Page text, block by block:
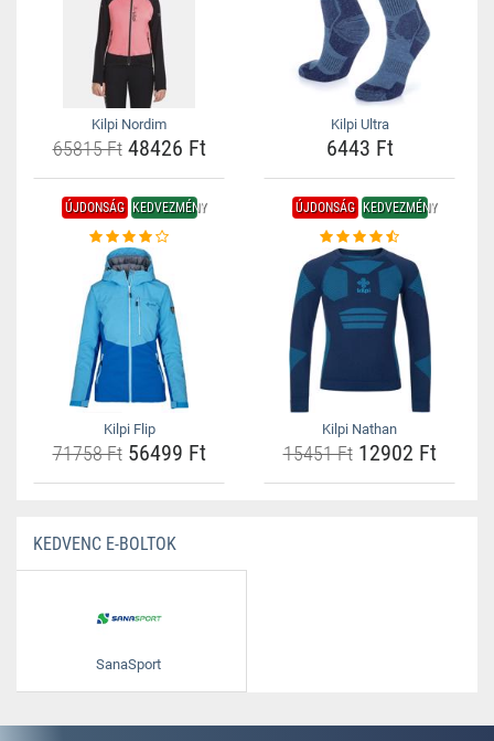
Kilpi Nordim
65815 Ft48426 Ft
Kilpi Ultra
6443 Ft
ÚJDONSÁG KEDVEZMÉNY
Kilpi Flip
71758 Ft56499 Ft
ÚJDONSÁG KEDVEZMÉNY
Kilpi Nathan
15451 Ft12902 Ft
KEDVENC E-BOLTOK
SanaSport